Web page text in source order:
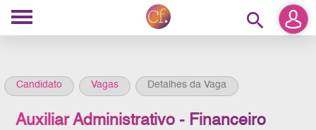
search
Candidato Vagas Detalhes da Vaga
Auxiliar Administrativo - Financeiro